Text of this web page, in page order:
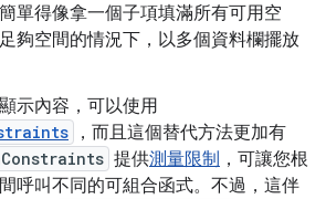
單得像拿一個子項填滿所有可用空
夠空間的情況下，以多個資料欄擺放
示內容 ，可以使用
，而且這個替代方法更加有
提供測量限制 ，可讓您根
呼叫不同的可組合函式。不過，這伴